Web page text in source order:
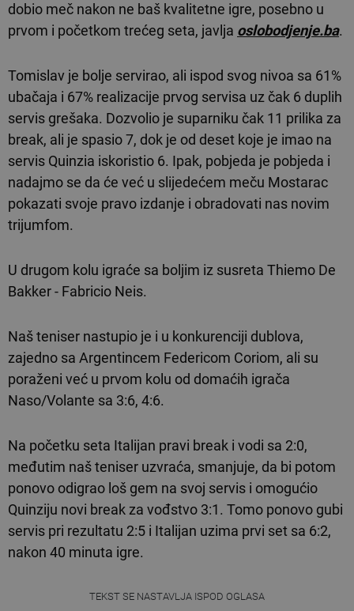
dobio meč nakon ne baš kvalitetne igre, posebno u
prvom i početkom trećeg seta, javlja oslobodjenje.ba.
Tomislav je bolje servirao, ali ispod svog nivoa sa 61%
ubačaja i 67% realizacije prvog servisa uz čak 6 duplih
servis grešaka. Dozvolio je suparniku čak 11 prilika za
break, ali je spasio 7, dok je od deset koje je imao na
servis Quinzia iskoristio 6. Ipak, pobjeda je pobjeda i
nadajmo se da će već u slijedećem meču Mostarac
pokazati svoje pravo izdanje i obradovati nas novim
trijumfom.
U drugom kolu igraće sa boljim iz susreta Thiemo De
Bakker - Fabricio Neis.
Naš teniser nastupio je i u konkurenciji dublova,
zajedno sa Argentincem Federicom Coriom, ali su
poraženi već u prvom kolu od domaćih igrača
Naso/Volante sa 3:6, 4:6.
Na početku seta Italijan pravi break i vodi sa 2:0,
međutim naš teniser uzvraća, smanjuje, da bi potom
ponovo odigrao loš gem na svoj servis i omogućio
Quinziju novi break za vođstvo 3:1. Tomo ponovo gubi
servis pri rezultatu 2:5 i Italijan uzima prvi set sa 6:2,
nakon 40 minuta igre.
TEKST SE NASTAVLJA ISPOD OGLASA